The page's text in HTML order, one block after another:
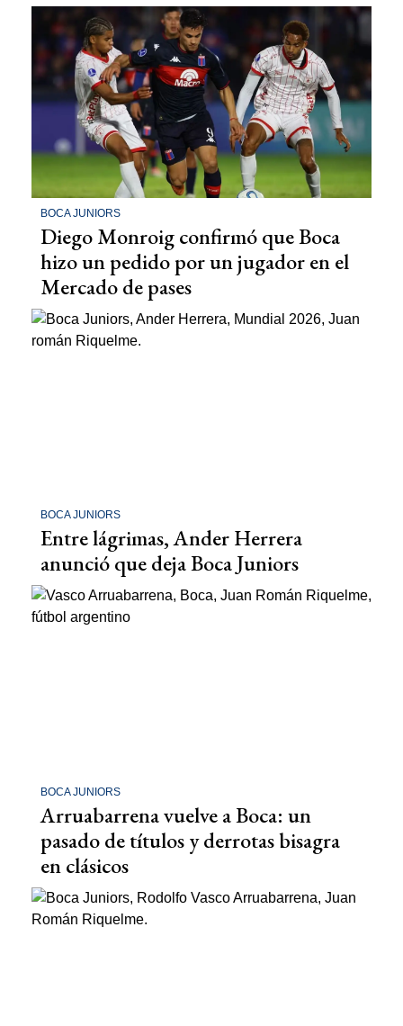
BOCA JUNIORS
Diego Monroig confirmó que Boca
hizo un pedido por un jugador en el
Mercado de pases
BOCA JUNIORS
Entre lágrimas, Ander Herrera
anunció que deja Boca Juniors
BOCA JUNIORS
Arruabarrena vuelve a Boca: un
pasado de títulos y derrotas bisagra
en clásicos